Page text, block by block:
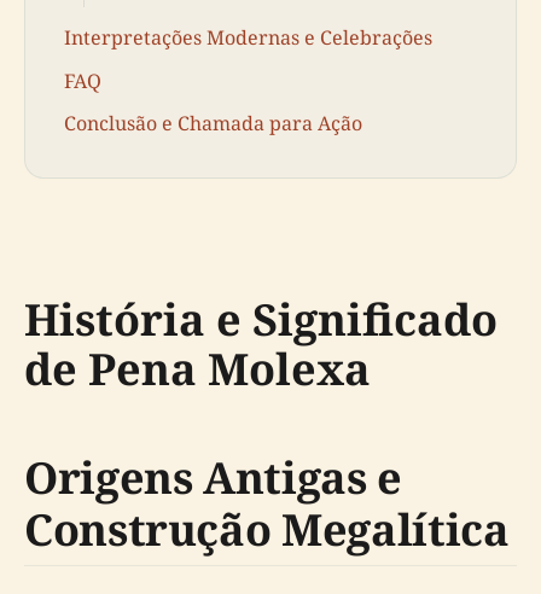
Interpretações Modernas e Celebrações
FAQ
Conclusão e Chamada para Ação
História e Significado
de Pena Molexa
Origens Antigas e
Construção Megalítica